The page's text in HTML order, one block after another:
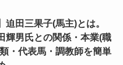
迫田三果子(馬主)とは。
輝男氏との関係・本業(職
・代表馬・調教師を簡単